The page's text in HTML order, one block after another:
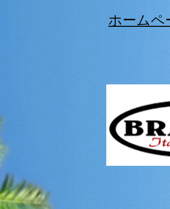
div id="myCodeElement">div id="myCodeElement">
ホームペ